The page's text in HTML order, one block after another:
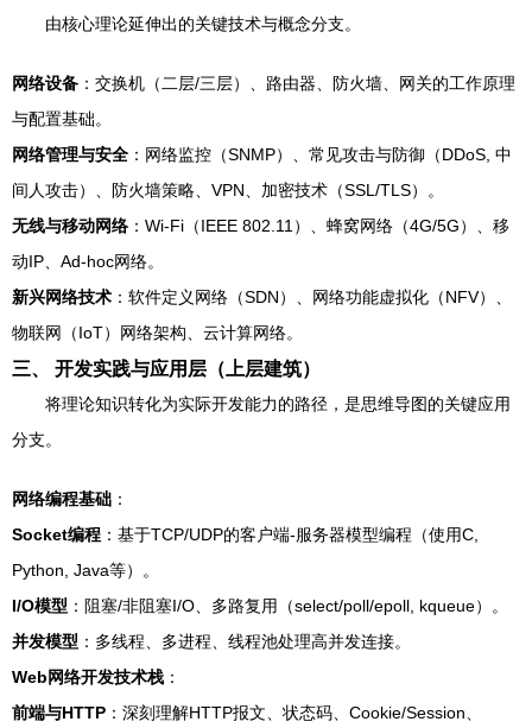
由核心理论延伸出的关键技术与概念分支。
网络设备 ：交换机（二层/三层）、路由器、防火墙、网关的工作原理
与配置基础。
网络管理与安全 ：网络监控（SNMP）、常见攻击与防御（DDoS, 中
间人攻击）、防火墙策略、VPN、加密技术（SSL/TLS）。
无线与移动网络 ：Wi-Fi（IEEE 802.11）、蜂窝网络（4G/5G）、移
动IP、Ad-hoc网络。
新兴网络技术 ：软件定义网络（SDN）、网络功能虚拟化（NFV）、
物联网（IoT）网络架构、云计算网络。
三、 开发实践与应用层（上层建筑）
将理论知识转化为实际开发能力的路径，是思维导图的关键应用
分支。
网络编程基础 ：
Socket编程 ：基于TCP/UDP的客户端-服务器模型编程（使用C,
Python, Java等）。
I/O模型 ：阻塞/非阻塞I/O、多路复用（select/poll/epoll, kqueue）。
并发模型 ：多线程、多进程、线程池处理高并发连接。
Web网络开发技术栈 ：
前端与HTTP ：深刻理解HTTP报文、状态码、Cookie/Session、